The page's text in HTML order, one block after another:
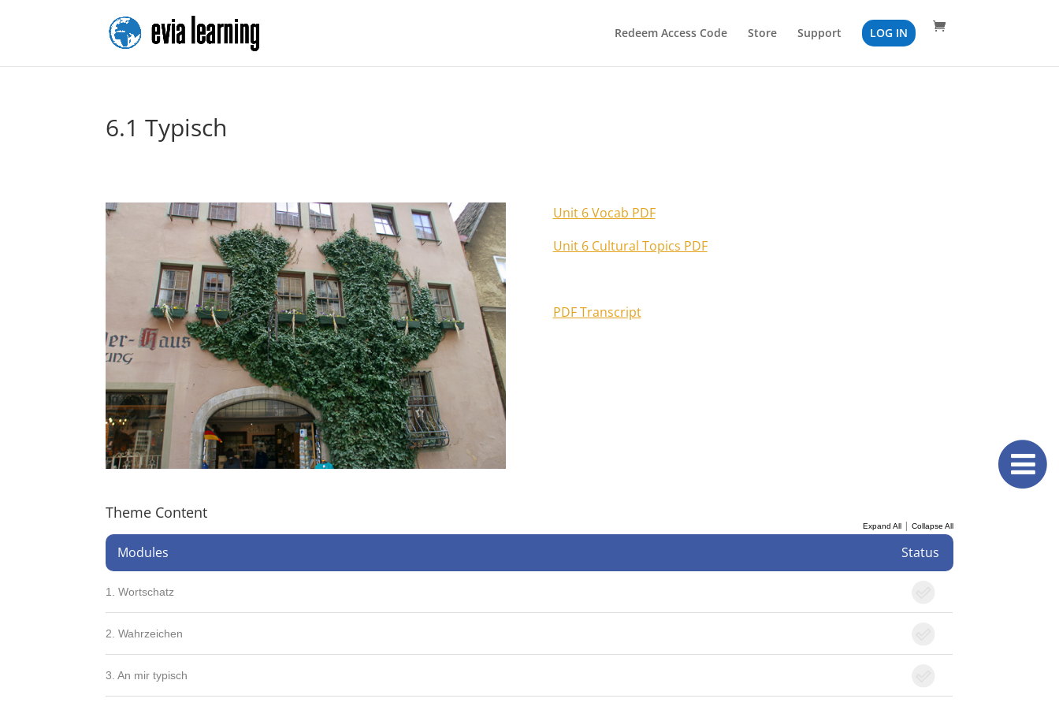
Redeem Access Code Store Support LOG IN
6.1 Typisch
Unit 6 Vocab PDF
Unit 6 Cultural Topics PDF
PDF Transcript
Theme Content
Expand All| Collapse All
Modules Status
1. Wortschatz
2. Wahrzeichen
3. An mir typisch